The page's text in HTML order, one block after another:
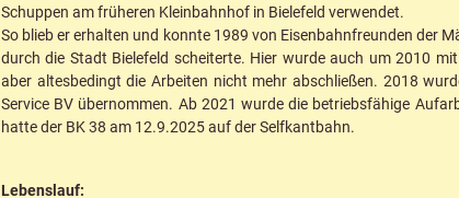
Schuppen am früheren Kleinbahnhof in Bielefeld verwendet.
So blieb er erhalten und konnte 1989 von Eisenbahnfreunden der
durch die Stadt Bielefeld scheiterte. Hier wurde auch um 2010
aber altesbedingt die Arbeiten nicht mehr abschließen. 2018
Service BV übernommen. Ab 2021 wurde die betriebsfähige
hatte der BK 38 am 12.9.2025 auf der Selfkantbahn.
Lebenslauf: